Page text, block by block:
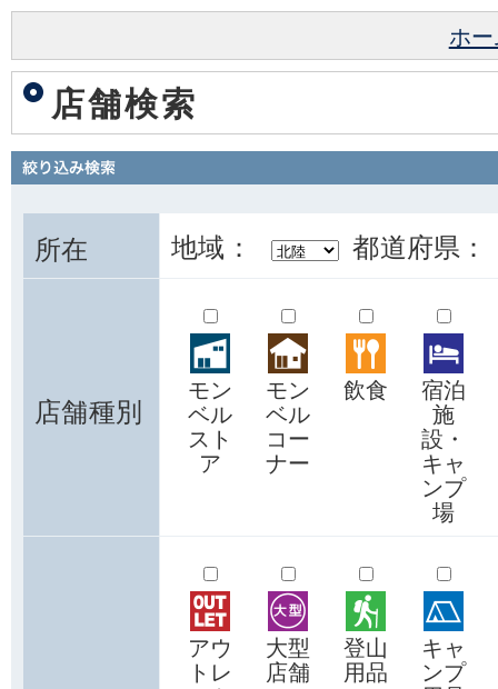
ホ
店舗検索
所在 地域： 都道府県：
店舗種別
モン
ベル
スト
ア
モン
ベル
コー
ナー
飲食 宿泊
施
設・
キャ
ンプ
場
アウ
トレ
大型
店舗
登山
用品
キャ
ンプ